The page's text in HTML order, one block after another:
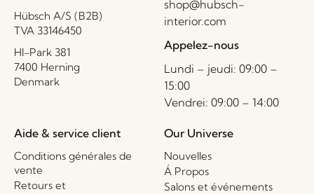
Hübsch A/S (B2B)
TVA 33146450
HI-Park 381
7400 Herning
Denmark
shop@hubsch-
interior.com
Appelez-nous
Lundi – jeudi: 09:00 –
15:00
Vendrei: 09:00 – 14:00
Aide & service client
Conditions générales de
vente
Retours et
Our Universe
Nouvelles
Á Propos
Salons et événements